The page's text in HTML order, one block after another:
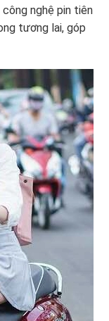
nghệ pin tiên
tương lai, góp